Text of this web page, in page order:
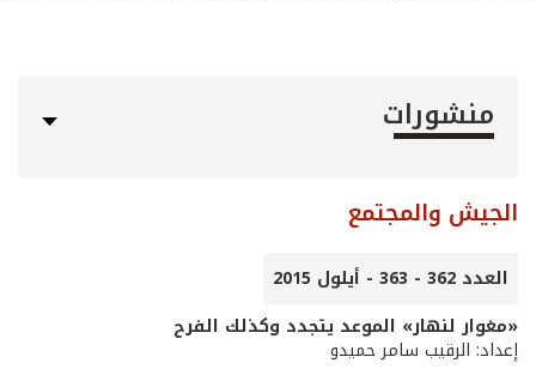
منشورات
الجيش والمجتمع
العدد 362 - 363 - أيلول 2015
«مغوار لنهار» الموعد يتجدد وكذلك الفرح
إعداد: الرقيب سامر حميدو